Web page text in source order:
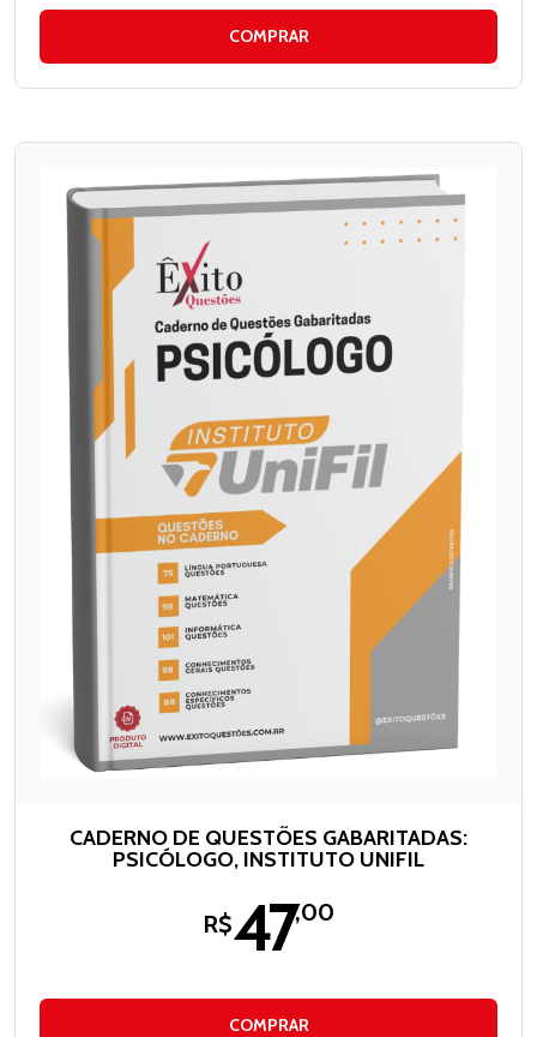
COMPRAR
CADERNO DE QUESTÕES GABARITADAS:
PSICÓLOGO, INSTITUTO UNIFIL
R$47,00
COMPRAR